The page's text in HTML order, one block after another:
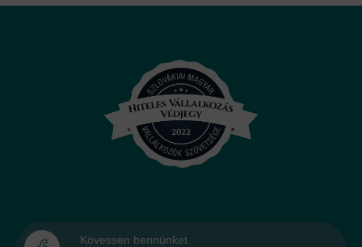
Kövessen bennünket